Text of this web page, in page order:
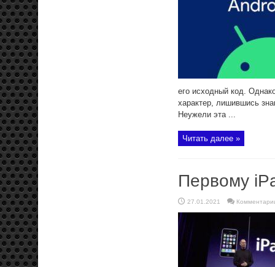
его исходный код.
характер, лишившись
Неужели эта ...
Читать далее »
Первому
27.01.2021